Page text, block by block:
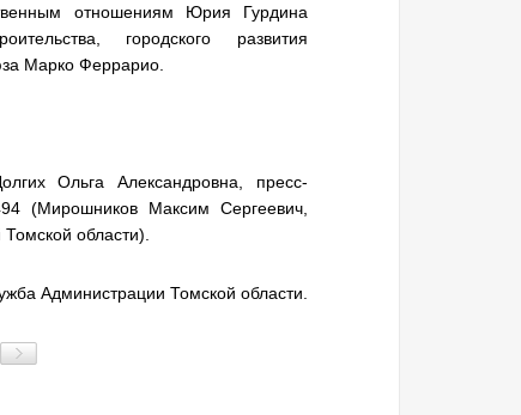
отношениям Юрия Гурдина
городского развития
Марко Феррарио.
Ольга Александровна, пресс-
(Мирошников Максим Сергеевич,
области).
Администрации Томской области.